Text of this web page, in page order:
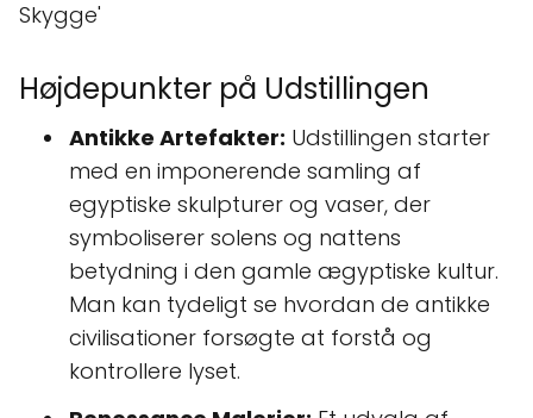
Højdepunkter på Udstillingen
Antikke Artefakter: Udstillingen starter
med en imponerende samling af
egyptiske skulpturer og vaser, der
symboliserer solens og nattens
betydning i den gamle ægyptiske kultur.
Man kan tydeligt se hvordan de antikke
civilisationer forsøgte at forstå og
kontrollere lyset.